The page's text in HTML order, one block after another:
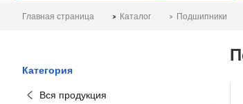
Главная страница Каталог Подшипники
Категория
Вся продукция